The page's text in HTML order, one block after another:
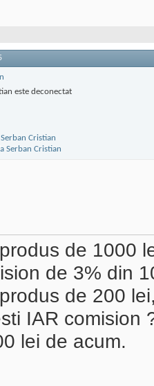
de 1000
de 3% din
de 200
IAR comision
lei de acum.